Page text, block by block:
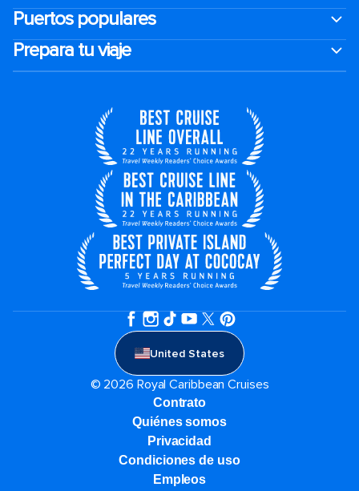
Puertos populares
Prepara tu viaje
United States
© 2026 Royal Caribbean Cruises
Contrato
Quiénes somos
Privacidad
Condiciones de uso
Empleos